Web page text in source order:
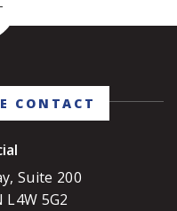
CONTACT
Suite 200
5G2